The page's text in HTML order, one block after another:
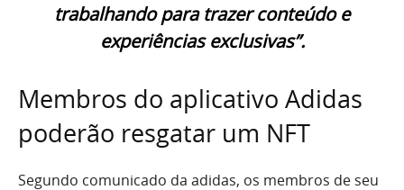
trabalhando para trazer conteúdo e
experiências exclusivas”.
Membros do aplicativo Adidas
poderão resgatar um NFT
Segundo comunicado da adidas, os membros de seu